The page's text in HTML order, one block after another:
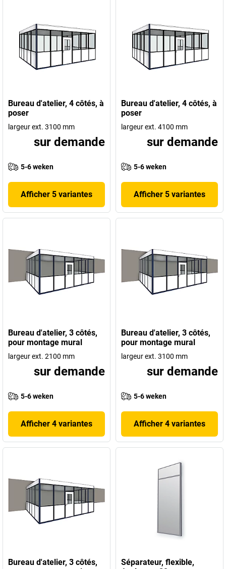
Bureau d'atelier, 4 côtés, à
poser
largeur ext. 3100 mm
sur demande
5-6 weken
Afficher 5 variantes
Bureau d'atelier, 4 côtés, à
poser
largeur ext. 4100 mm
sur demande
5-6 weken
Afficher 5 variantes
Bureau d'atelier, 3 côtés,
pour montage mural
largeur ext. 2100 mm
sur demande
5-6 weken
Afficher 4 variantes
Bureau d'atelier, 3 côtés,
pour montage mural
largeur ext. 3100 mm
sur demande
5-6 weken
Afficher 4 variantes
Bureau d'atelier, 3 côtés,
Séparateur, flexible,